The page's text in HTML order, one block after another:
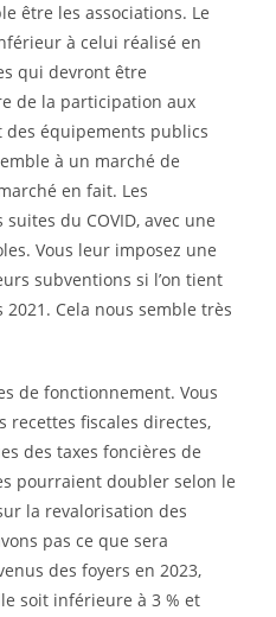
être les associations. Le
à celui réalisé en
qui devront être
de la participation aux
équipements publics
à un marché de
en fait. Les
du COVID, avec une
Vous leur imposez une
subventions si l’on tient
Cela nous semble très
de fonctionnement. Vous
recettes fiscales directes,
des taxes foncières de
pourraient doubler selon le
la revalorisation des
pas ce que sera
des foyers en 2023,
soit inférieure à 3 % et